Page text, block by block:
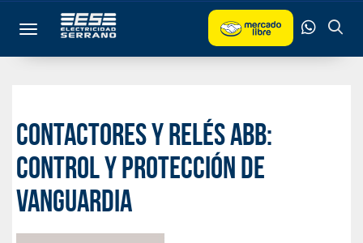
Toggle navigation
Contactores y Relés ABB:
Control y Protección de
Vanguardia